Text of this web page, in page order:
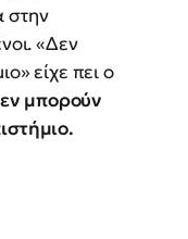
στην
«Δεν
είχε πει ο
μπορούν